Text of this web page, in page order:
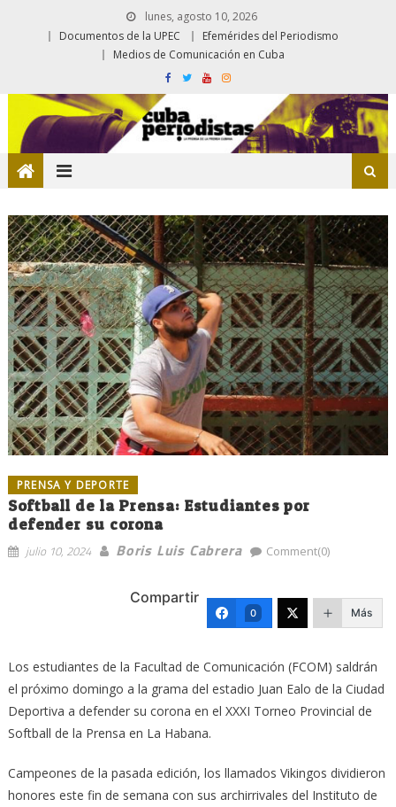
lunes, agosto 10, 2026
Documentos de la UPEC
Efemérides del Periodismo
Medios de Comunicación en Cuba
PRENSA Y DEPORTE
Softball de la Prensa: Estudiantes por
defender su corona
julio 10, 2024 Boris Luis Cabrera Comment(0)
Compartir
0 Más
Los estudiantes de la Facultad de Comunicación (FCOM) saldrán
el próximo domingo a la grama del estadio Juan Ealo de la Ciudad
Deportiva a defender su corona en el XXXI Torneo Provincial de
Softball de la Prensa en La Habana.
Campeones de la pasada edición, los llamados Vikingos dividieron
honores este fin de semana con sus archirrivales del Instituto de